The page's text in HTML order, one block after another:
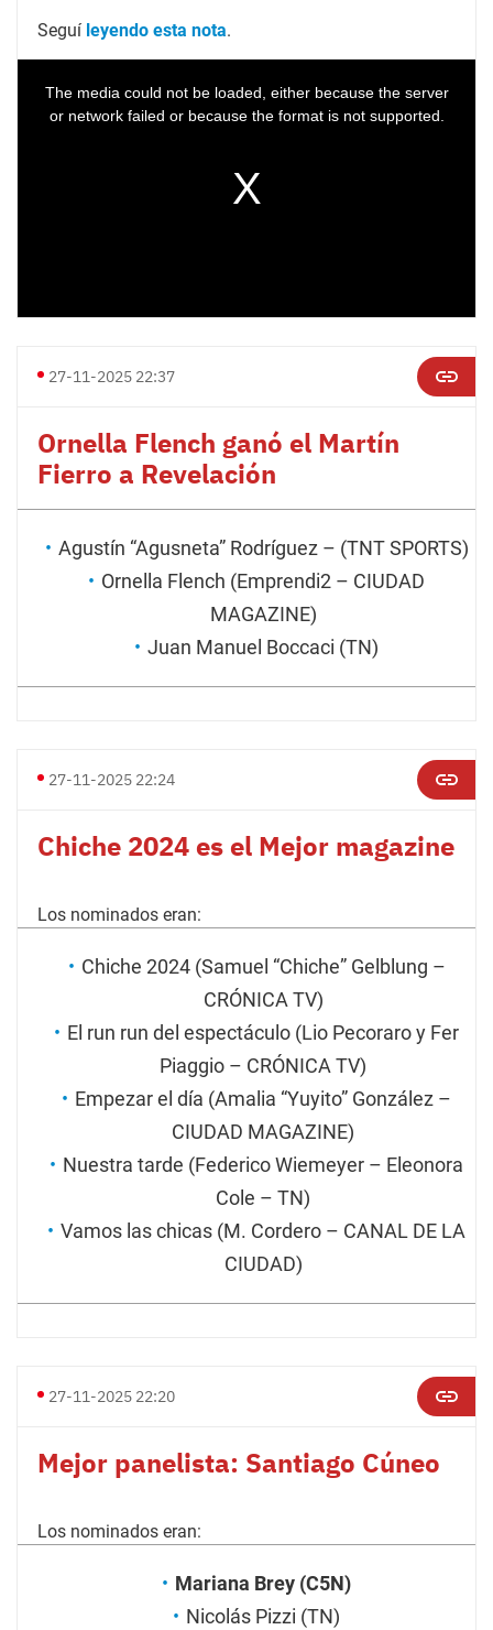
Seguí leyendo esta nota.
27-11-2025 22:37
Ornella Flench ganó el Martín
Fierro a Revelación
Agustín “Agusneta” Rodríguez – (TNT SPORTS)
Ornella Flench (Emprendi2 – CIUDAD
MAGAZINE)
Juan Manuel Boccaci (TN)
27-11-2025 22:24
Chiche 2024 es el Mejor magazine
Los nominados eran:
Chiche 2024 (Samuel “Chiche” Gelblung –
CRÓNICA TV)
El run run del espectáculo (Lio Pecoraro y Fer
Piaggio – CRÓNICA TV)
Empezar el día (Amalia “Yuyito” González –
CIUDAD MAGAZINE)
Nuestra tarde (Federico Wiemeyer – Eleonora
Cole – TN)
Vamos las chicas (M. Cordero – CANAL DE LA
CIUDAD)
27-11-2025 22:20
Mejor panelista: Santiago Cúneo
Los nominados eran:
Mariana Brey (C5N)
Nicolás Pizzi (TN)